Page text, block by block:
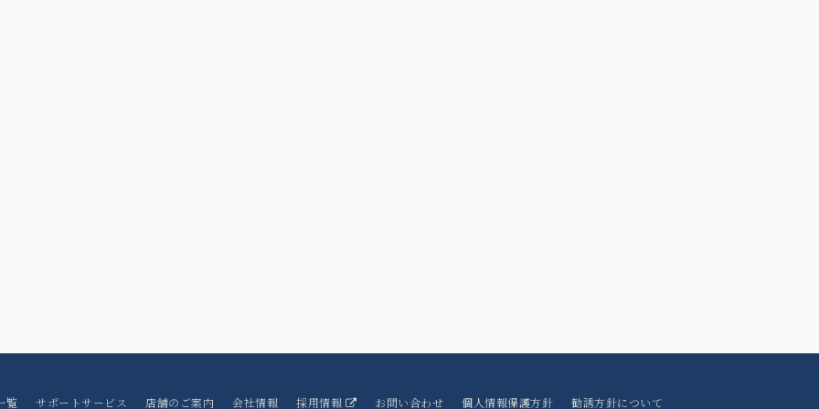
覧 サポートサービス 店舗のご案内 会社情報 採用情報 お問い合わせ 個人情報保護方針 勧誘方針について